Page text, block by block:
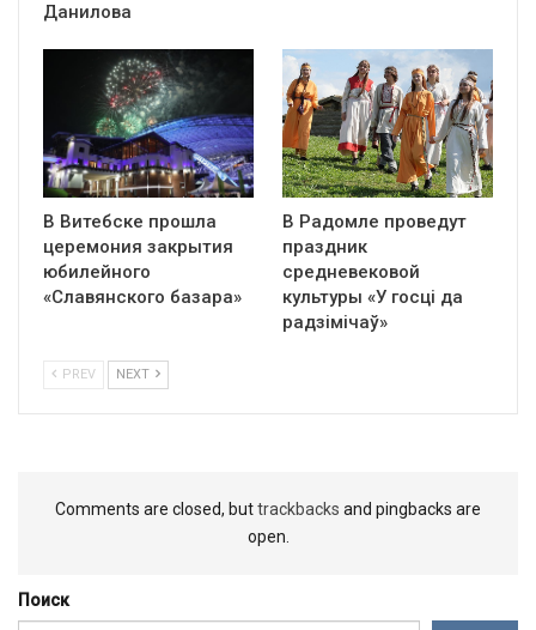
Данилова
В Витебске прошла
церемония закрытия
юбилейного
«Славянского базара»
В Радомле проведут
праздник
средневековой
культуры «У госці да
радзімічаў»
PREV NEXT
Comments are closed, buttrackbacks and pingbacks are
open.
Поиск